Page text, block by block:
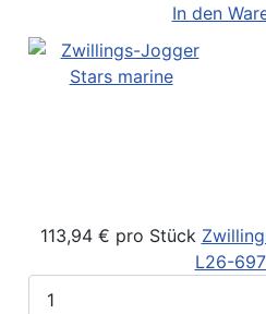
In den
113,94 € pro Stück
L26-